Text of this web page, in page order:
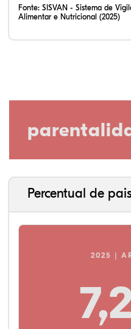
Fonte: SISVAN - Sistema de
Alimentar e Nutricional (2025)
Percentual de
2025 |